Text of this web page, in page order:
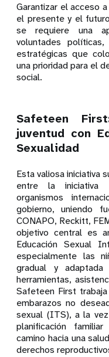
Garantizar el acceso
el presente y el
se requiere una
voluntades
estratégicas que
una prioridad para el
social.
Safeteen
juventud con
Sexualidad
Esta valiosa iniciativa
entre la iniciativa
organismos
gobierno, uniendo
CONAPO, Reckitt,
objetivo central es
Educación Sexual
especialmente las
gradual y
herramientas,
Safeteen First
embarazos no
sexual (ITS), a la
planificación
camino hacia una
derechos